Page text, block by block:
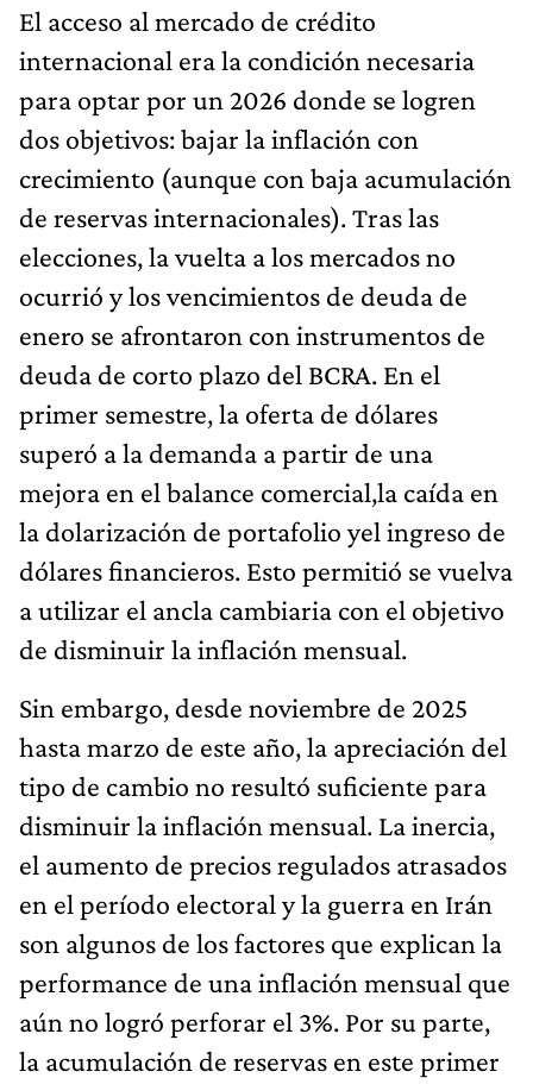
El acceso al mercado de crédito
internacional era la condición necesaria
para optar por un 2026 donde se logren
dos objetivos: bajar la inflación con
crecimiento (aunque con baja acumulación
de reservas internacionales). Tras las
elecciones, la vuelta a los mercados no
ocurrió y los vencimientos de deuda de
enero se afrontaron con instrumentos de
deuda de corto plazo del BCRA. En el
primer semestre, la oferta de dólares
superó a la demanda a partir de una
mejora en el balance comercial,la caída en
la dolarización de portafolio yel ingreso de
dólares financieros. Esto permitió se vuelva
a utilizar el ancla cambiaria con el objetivo
de disminuir la inflación mensual.
Sin embargo, desde noviembre de 2025
hasta marzo de este año, la apreciación del
tipo de cambio no resultó suficiente para
disminuir la inflación mensual. La inercia,
el aumento de precios regulados atrasados
en el período electoral y la guerra en Irán
son algunos de los factores que explican la
performance de una inflación mensual que
aún no logró perforar el 3%. Por su parte,
la acumulación de reservas en este primer